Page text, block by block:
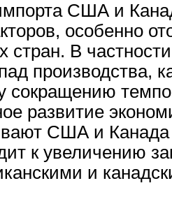
США и
особенно
стран. В
производства,
сокращению
развитие
США и Канада
к увеличению
и